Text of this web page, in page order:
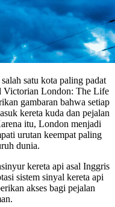
satu kota paling padat
Victorian London: The Life
gambaran bahwa setiap
kereta kuda dan pejalan
itu, London menjadi
urutan keempat paling
dunia.
kereta api asal Inggris
sistem sinyal kereta api
akses bagi pejalan